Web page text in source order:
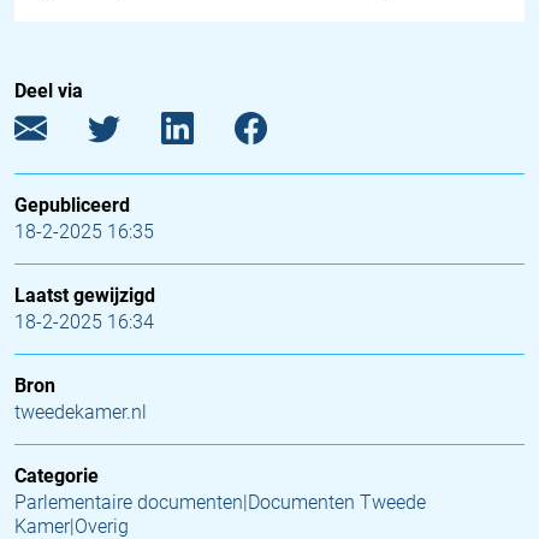
Deel via
Gepubliceerd
18-2-2025 16:35
Laatst gewijzigd
18-2-2025 16:34
Bron
tweedekamer.nl
Categorie
Parlementaire documenten|Documenten Tweede
Kamer|Overig